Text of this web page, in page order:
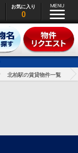
お気に入り
0
北柏駅の賃貸物件一覧